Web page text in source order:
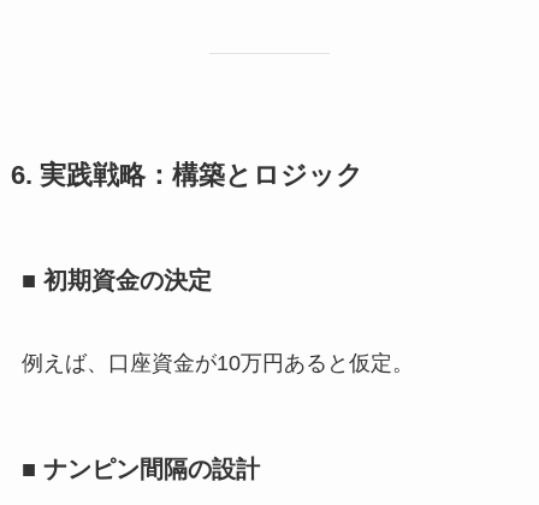
6. 実践戦略：構築とロジック
■ 初期資金の決定
例えば、口座資金が10万円あると仮定。
■ ナンピン間隔の設計